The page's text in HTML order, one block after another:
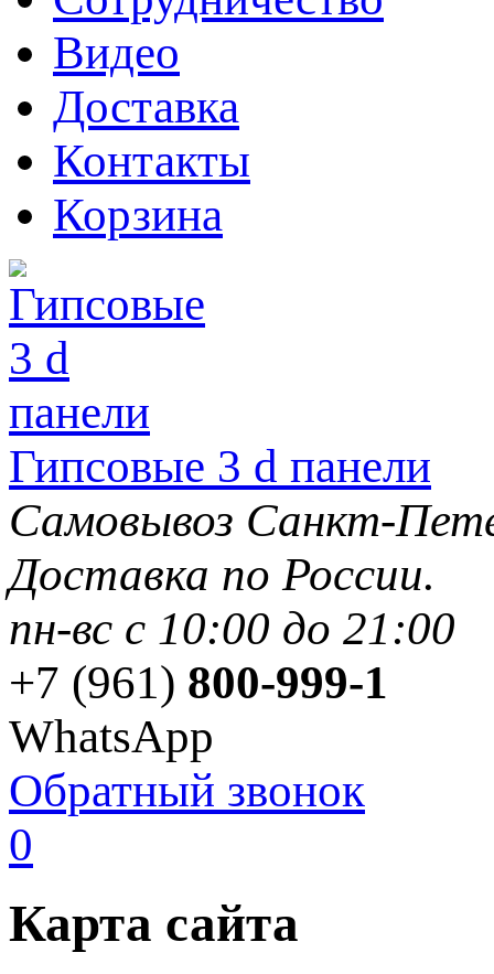
Видео
Доставка
Контакты
Корзина
Гипсовые 3 d панели
Самовывоз Санкт-
Доставка по России.
пн-вс с 10:00 до 21:00
+7 (961) 800-999-1
WhatsApp
Обратный звонок
0
Карта сайта